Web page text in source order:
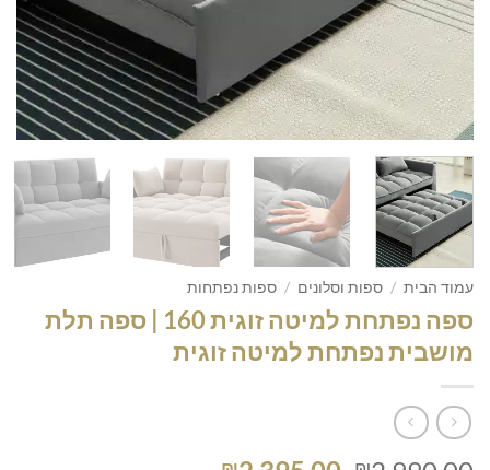
עמוד הבית / ספות וסלונים / ספות נפתחות
ספה נפתחת למיטה זוגית 160 | ספה תלת
מושבית נפתחת למיטה זוגית